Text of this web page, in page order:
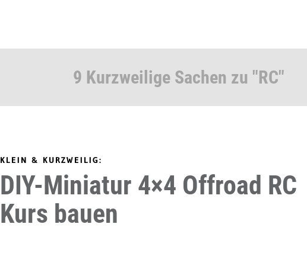
9 Kurzweilige Sachen zu "RC"
KLEIN & KURZWEILIG:
DIY-Miniatur 4×4 Offroad RC
Kurs bauen